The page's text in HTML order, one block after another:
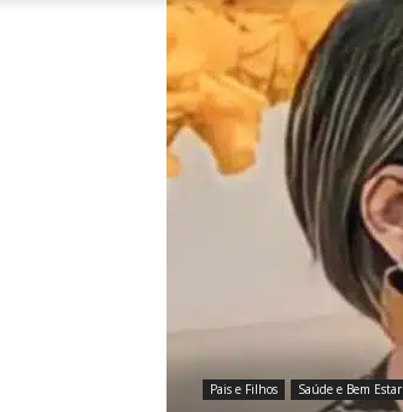
Pais e Filhos Saúde e Bem Estar